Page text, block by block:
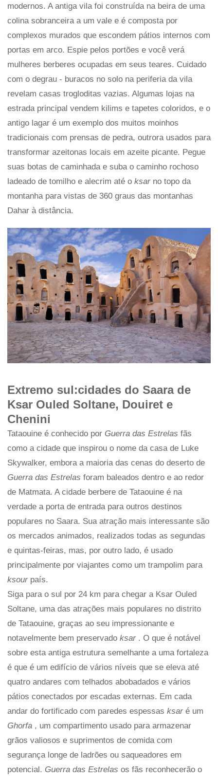
modernos. A antiga vila foi construída na beira de uma
colina sobranceira a um vale e é composta por
complexos murados que escondem pátios internos com
portas em arco. Espie pelos portões e você verá
mulheres berberes ocupadas em seus teares. Cuidado
com o degrau - buracos no solo na periferia da vila
revelam casas trogloditas vazias. Algumas lojas na
estrada principal vendem kilims e tapetes coloridos, e o
antigo lagar é um exemplo dos muitos moinhos
tradicionais com prensas de pedra, outrora usados ​​para
transformar azeitonas locais em azeite picante. Pegue
suas botas de caminhada e suba o caminho rochoso
ladeado de tomilho e alecrim até o ksar no topo da
montanha para vistas de 360 ​​graus das montanhas
Dahar à distância.
Extremo sul:cidades do Saara de
Ksar Ouled Soltane, Douiret e
Chenini
Tataouine é conhecido por Guerra das Estrelas fãs
como a cidade que inspirou o nome da casa de Luke
Skywalker, embora a maioria das cenas do deserto de
Guerra das Estrelas foram baleados dentro e ao redor
de Matmata. A cidade berbere de Tataouine é na
verdade a porta de entrada para outros destinos
populares no Saara. Sua atração mais interessante são
os mercados animados, realizados todas as segundas
e quintas-feiras, mas, por outro lado, é usado
principalmente por viajantes como um trampolim para
ksour país.
Siga para o sul por 24 km para chegar a Ksar Ouled
Soltane, uma das atrações mais populares no distrito
de Tataouine, graças ao seu impressionante e
notavelmente bem preservado ksar . O que é notável
sobre esta antiga estrutura semelhante a uma fortaleza
é que é um edifício de vários níveis que se eleva até
quatro andares com telhados abobadados e vários
pátios conectados por escadas externas. Em cada
andar do fortificado com paredes espessas ksar é um
Ghorfa , um compartimento usado para armazenar
grãos valiosos e suprimentos de comida com
segurança longe de ladrões ou saqueadores em
potencial. Guerra das Estrelas os fãs reconhecerão o